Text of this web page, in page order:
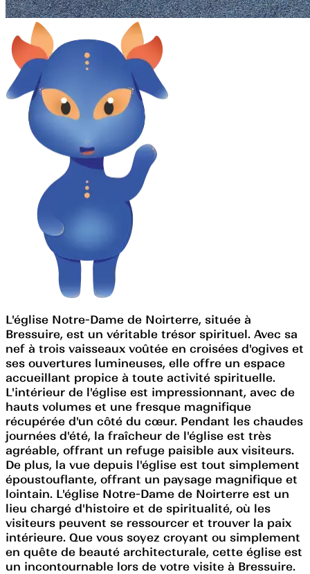
L'église Notre-Dame de Noirterre, située à
Bressuire, est un véritable trésor spirituel. Avec sa
nef à trois vaisseaux voûtée en croisées d'ogives et
ses ouvertures lumineuses, elle offre un espace
accueillant propice à toute activité spirituelle.
L'intérieur de l'église est impressionnant, avec de
hauts volumes et une fresque magnifique
récupérée d'un côté du cœur. Pendant les chaudes
journées d'été, la fraîcheur de l'église est très
agréable, offrant un refuge paisible aux visiteurs.
De plus, la vue depuis l'église est tout simplement
époustouflante, offrant un paysage magnifique et
lointain. L'église Notre-Dame de Noirterre est un
lieu chargé d'histoire et de spiritualité, où les
visiteurs peuvent se ressourcer et trouver la paix
intérieure. Que vous soyez croyant ou simplement
en quête de beauté architecturale, cette église est
un incontournable lors de votre visite à Bressuire.